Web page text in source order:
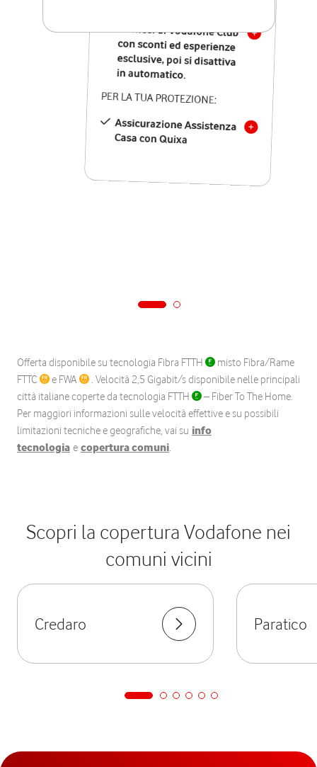
12 mesi di Vodafone Club
con sconti ed esperienze
esclusive, poi si disattiva
in automatico.
PER LA TUA PROTEZIONE:
Assicurazione Assistenza
Casa con Quixa
Offerta disponibile su tecnologia Fibra FTTH
misto Fibra/Rame
FTTC
e FWA
. Velocità 2,5 Gigabit/s disponibile nelle principali
città italiane coperte da tecnologia FTTH
– Fiber To The Home.
Per maggiori informazioni sulle velocità effettive e su possibili
limitazioni tecniche e geografiche, vai su info
tecnologia e copertura comuni.
Scopri la copertura Vodafone nei
comuni vicini
Credaro Paratico